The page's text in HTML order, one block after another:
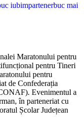
iubimpartenerbuc mai
Maratonului pentru
pentru Tineri
pentru
de Confederația
Evenimentul a
în parteneriat cu
Școlar Județean